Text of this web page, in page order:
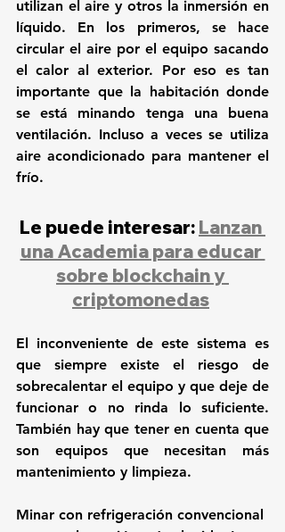
utilizan el aire y otros la inmersión en
líquido. En los primeros, se hace
circular el aire por el equipo sacando
el calor al exterior. Por eso es tan
importante que la habitación donde
se está minando tenga una buena
ventilación. Incluso a veces se utiliza
aire acondicionado para mantener el
frío.
Le puede interesar: Lanzan
una Academia para educar
sobre blockchain y
criptomonedas
El inconveniente de este sistema es
que siempre existe el riesgo de
sobrecalentar el equipo y que deje de
funcionar o no rinda lo suficiente.
También hay que tener en cuenta que
son equipos que necesitan más
mantenimiento y limpieza.
Minar con refrigeración convencional